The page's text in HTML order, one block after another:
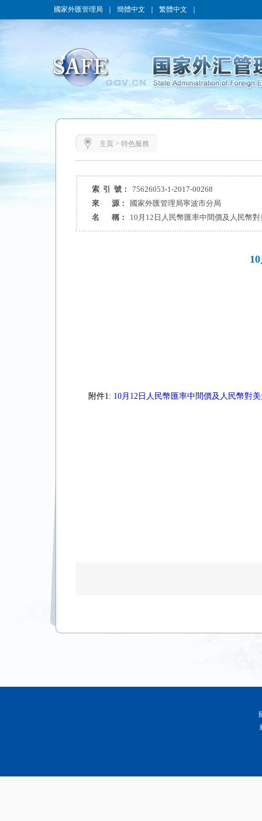
國家外匯管理局 簡體中文 繁體中文
主頁 > 特色服務
索 引 號：
75626053-1-2017-00268
來 源：
國家外匯管理局寧波市分局
名 稱：
10月12日人民幣匯率中間價及人民幣
附件1: 10月12日人民幣匯率中間價及人民幣對